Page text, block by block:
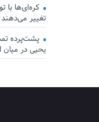
کره‌ای‌ها با
تغییر می‌دهند
پشت‌پرده
یحیی در